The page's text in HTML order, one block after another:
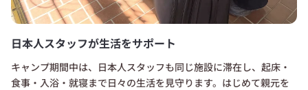
日本人スタッフが生活をサポート
キャンプ期間中は、日本人スタッフも同じ施設に滞在し、起床・
食事・入浴・就寝まで日々の生活を見守ります。はじめて親元を